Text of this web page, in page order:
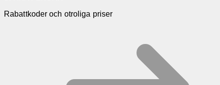
Rabattkoder och otroliga priser